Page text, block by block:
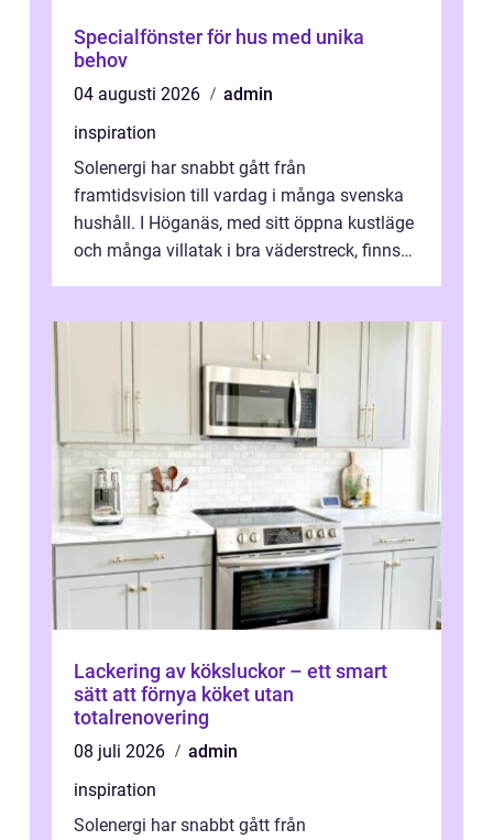
Specialfönster för hus med unika
behov
04 augusti 2026
admin
inspiration
Solenergi har snabbt gått från
framtidsvision till vardag i många svenska
hushåll. I Höganäs, med sitt öppna kustläge
och många villatak i bra väderstreck, finns
Lackering av köksluckor – ett smart
sätt att förnya köket utan
totalrenovering
08 juli 2026
admin
inspiration
Solenergi har snabbt gått från